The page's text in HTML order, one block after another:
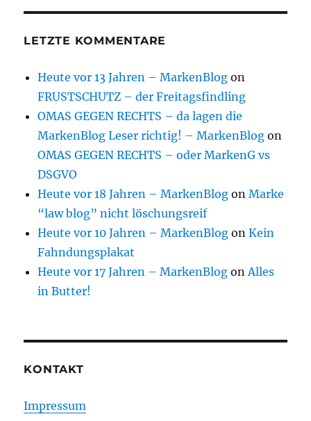
LETZTE KOMMENTARE
Heute vor 13 Jahren – MarkenBlog on
FRUSTSCHUTZ – der Freitagsfindling
OMAS GEGEN RECHTS – da lagen die
MarkenBlog Leser richtig! – MarkenBlog on
OMAS GEGEN RECHTS – oder MarkenG vs
DSGVO
Heute vor 18 Jahren – MarkenBlog onMarke
“law blog” nicht löschungsreif
Heute vor 10 Jahren – MarkenBlog onKein
Fahndungsplakat
Heute vor 17 Jahren – MarkenBlog onAlles
in Butter!
KONTAKT
Impressum